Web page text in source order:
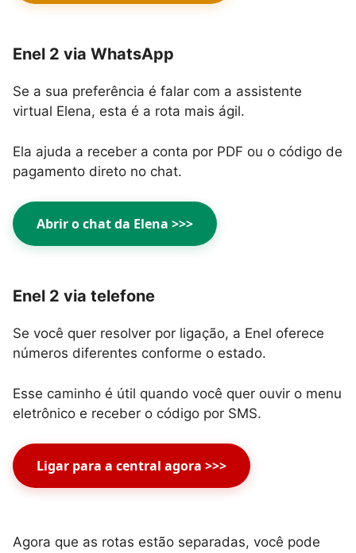
Enel 2 via WhatsApp
Se a sua preferência é falar com a assistente
virtual Elena, esta é a rota mais ágil.
Ela ajuda a receber a conta por PDF ou o código de
pagamento direto no chat.
Abrir o chat da Elena >>>
Enel 2 via telefone
Se você quer resolver por ligação, a Enel oferece
números diferentes conforme o estado.
Esse caminho é útil quando você quer ouvir o menu
eletrônico e receber o código por SMS.
Ligar para a central agora >>>
Agora que as rotas estão separadas, você pode